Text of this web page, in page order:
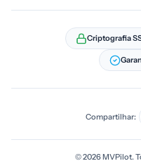
Criptografia
Compartilhar:
© 2026 MVPilot.